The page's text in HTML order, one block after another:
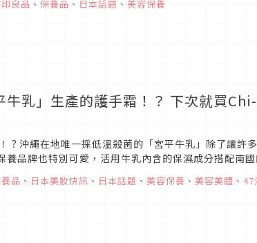
良品 、 保養品 、 日本話題 、 美容保養
牛乳」生產的護手霜！？ 下次就買
？沖繩在地唯一採低溫殺菌的「宮平牛乳」除了讓許
品牌也特別可愛，活用牛乳內含的保濕成分搭配南
品 、 日本美妝快訊 、 日本話題 、 美容保養 、 美容美體 、 47